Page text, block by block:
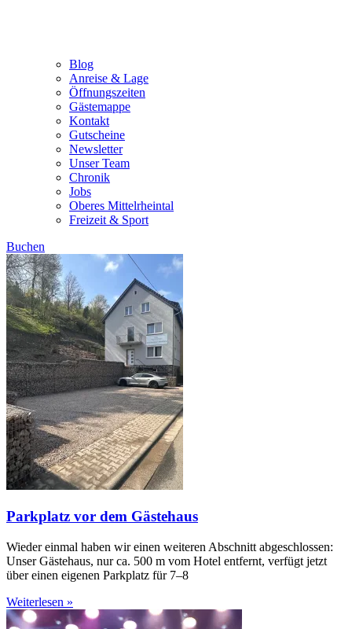
Blog
Anreise & Lage
Öffnungszeiten
Gästemappe
Kontakt
Gutscheine
Newsletter
Unser Team
Chronik
Jobs
Oberes Mittelrheintal
Freizeit & Sport
Buchen
Parkplatz vor dem Gästehaus
Wieder einmal haben wir einen weiteren Abschnitt abgeschlossen:
Unser Gästehaus, nur ca. 500 m vom Hotel entfernt, verfügt jetzt
über einen eigenen Parkplatz für 7–8
Weiterlesen »